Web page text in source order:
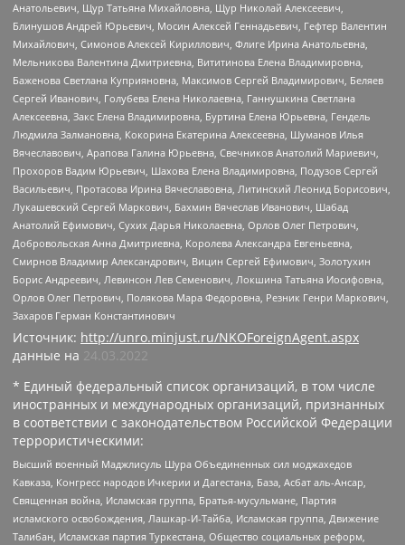
Анатольевич, Щур Татьяна Михайловна, Щур Николай Алексеевич,
Блинушов Андрей Юрьевич, Мосин Алексей Геннадьевич, Гефтер Валентин
Михайлович, Симонов Алексей Кириллович, Флиге Ирина Анатольевна,
Мельникова Валентина Дмитриевна, Вититинова Елена Владимировна,
Баженова Светлана Куприяновна, Максимов Сергей Владимирович, Беляев
Сергей Иванович, Голубева Елена Николаевна, Ганнушкина Светлана
Алексеевна, Закс Елена Владимировна, Буртина Елена Юрьевна, Гендель
Людмила Залмановна, Кокорина Екатерина Алексеевна, Шуманов Илья
Вячеславович, Арапова Галина Юрьевна, Свечников Анатолий Мариевич,
Прохоров Вадим Юрьевич, Шахова Елена Владимировна, Подузов Сергей
Васильевич, Протасова Ирина Вячеславовна, Литинский Леонид Борисович,
Лукашевский Сергей Маркович, Бахмин Вячеслав Иванович, Шабад
Анатолий Ефимович, Сухих Дарья Николаевна, Орлов Олег Петрович,
Добровольская Анна Дмитриевна, Королева Александра Евгеньевна,
Смирнов Владимир Александрович, Вицин Сергей Ефимович, Золотухин
Борис Андреевич, Левинсон Лев Семенович, Локшина Татьяна Иосифовна,
Орлов Олег Петрович, Полякова Мара Федоровна, Резник Генри Маркович,
Захаров Герман Константинович
Источник: http://unro.minjust.ru/NKOForeignAgent.aspx
данные на 24.03.2022
* Единый федеральный список организаций, в том числе
иностранных и международных организаций, признанных
в соответствии с законодательством Российской Федерации
террористическими:
Высший военный Маджлисуль Шура Объединенных сил моджахедов
Кавказа, Конгресс народов Ичкерии и Дагестана, База, Асбат аль-Ансар,
Священная война, Исламская группа, Братья-мусульмане, Партия
исламского освобождения, Лашкар-И-Тайба, Исламская группа, Движение
Талибан, Исламская партия Туркестана, Общество социальных реформ,